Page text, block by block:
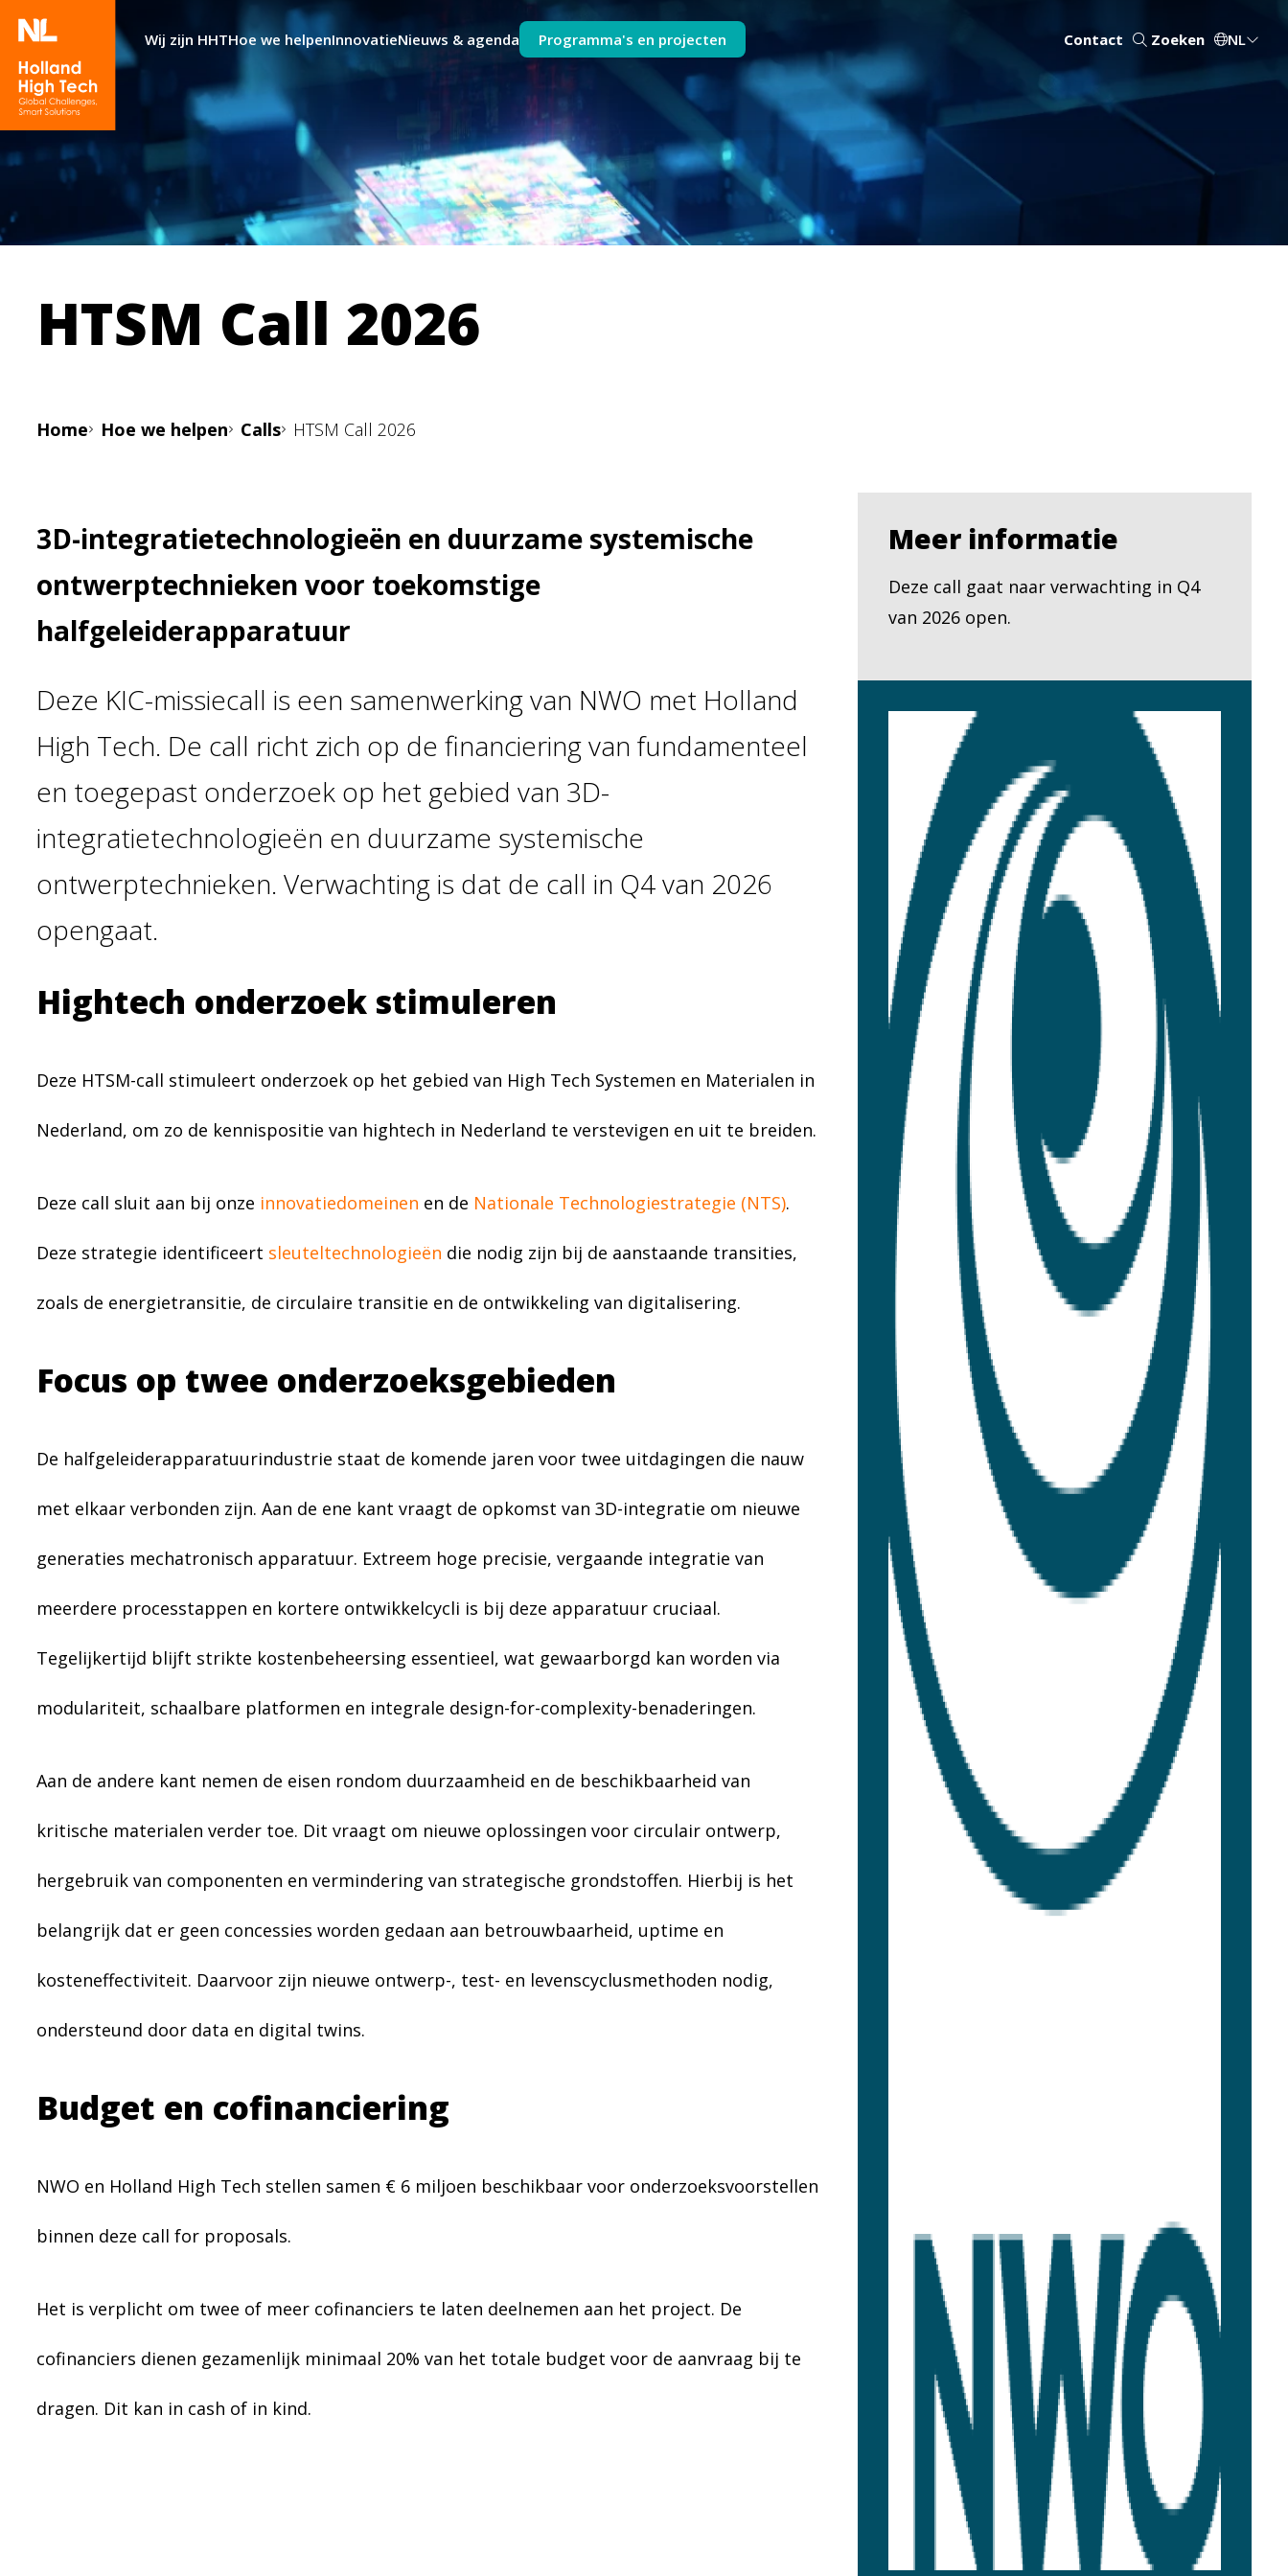
Wij zijn HHTHoe we helpenInnovatieNieuws & agenda Programma's en projecten Contact Zoeken NL
HTSM Call 2026
Home Hoe we helpen Calls HTSM Call 2026
3D-integratietechnologieën en duurzame systemische
ontwerptechnieken voor toekomstige
halfgeleiderapparatuur
Deze KIC-missiecall is een samenwerking van NWO met Holland
High Tech. De call richt zich op de financiering van fundamenteel
en toegepast onderzoek op het gebied van 3D-
integratietechnologieën en duurzame systemische
ontwerptechnieken. Verwachting is dat de call in Q4 van 2026
opengaat.
Hightech onderzoek stimuleren
Deze HTSM-call stimuleert onderzoek op het gebied van High Tech Systemen en Materialen in
Nederland, om zo de kennispositie van hightech in Nederland te verstevigen en uit te breiden.
Deze call sluit aan bij onze innovatiedomeinen en de Nationale Technologiestrategie (NTS).
Deze strategie identificeert sleuteltechnologieën die nodig zijn bij de aanstaande transities,
zoals de energietransitie, de circulaire transitie en de ontwikkeling van digitalisering.
Focus op twee onderzoeksgebieden
De halfgeleiderapparatuurindustrie staat de komende jaren voor twee uitdagingen die nauw
met elkaar verbonden zijn. Aan de ene kant vraagt de opkomst van 3D-integratie om nieuwe
generaties mechatronisch apparatuur. Extreem hoge precisie, vergaande integratie van
meerdere processtappen en kortere ontwikkelcycli is bij deze apparatuur cruciaal.
Tegelijkertijd blijft strikte kostenbeheersing essentieel, wat gewaarborgd kan worden via
modulariteit, schaalbare platformen en integrale design-for-complexity-benaderingen.
Aan de andere kant nemen de eisen rondom duurzaamheid en de beschikbaarheid van
kritische materialen verder toe. Dit vraagt om nieuwe oplossingen voor circulair ontwerp,
hergebruik van componenten en vermindering van strategische grondstoffen. Hierbij is het
belangrijk dat er geen concessies worden gedaan aan betrouwbaarheid, uptime en
kosteneffectiviteit. Daarvoor zijn nieuwe ontwerp-, test- en levenscyclusmethoden nodig,
ondersteund door data en digital twins.
Budget en cofinanciering
NWO en Holland High Tech stellen samen € 6 miljoen beschikbaar voor onderzoeksvoorstellen
binnen deze call for proposals.
Het is verplicht om twee of meer cofinanciers te laten deelnemen aan het project. De
cofinanciers dienen gezamenlijk minimaal 20% van het totale budget voor de aanvraag bij te
dragen. Dit kan in cash of in kind.
Meer informatie
Deze call gaat naar verwachting in Q4
van 2026 open.